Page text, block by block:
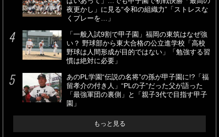
夜更かし」に見る“令和の組織力”「ストレスな
くプレーを…」
「一般入試9割で甲子園」福岡の東筑はなぜ強
い？ 野球部から東大合格の公立進学校「高校
野球は人間形成が目的ではない」「勉強する習
慣は絶対に必要」
あのPL学園“伝説の名将”の孫が甲子園に!?「福
留孝介の付き人」“PLの子”だった父が語った
「最強軍団の裏側」と「親子3代で目指す甲子
園」
もっと見る